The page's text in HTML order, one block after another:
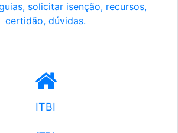
solicitar isenção, recursos,
certidão, dúvidas.
ITBI